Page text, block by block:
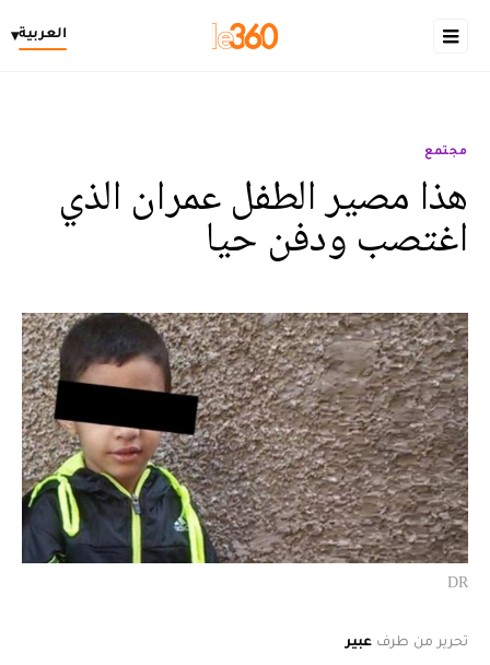
العربية▾
مجتمع
هذا مصير الطفل عمران الذي
اغتصب ودفن حيا
DR
تحرير من طرف عبير